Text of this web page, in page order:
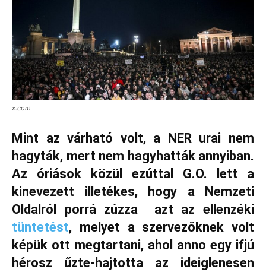
x.com
Mint az várható volt, a NER urai nem
hagyták, mert nem hagyhatták annyiban.
Az óriások közül ezúttal G.O. lett a
kinevezett illetékes, hogy a Nemzeti
Oldalról porrá zúzza azt az ellenzéki
tüntetést, melyet a szervezőknek volt
képük ott megtartani, ahol anno egy ifjú
hérosz űzte-hajtotta az ideiglenesen